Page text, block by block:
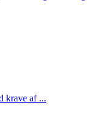
krave af ...